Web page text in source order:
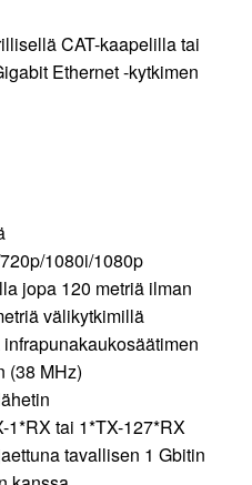
CAT-kaapelilla tai
Ethernet -kytkimen
1080i/1080p
jopa 120 metriä ilman
välikytkimillä
(38 MHz)
1*RX tai 1*TX-127*RX
tavallisen 1 Gbitin